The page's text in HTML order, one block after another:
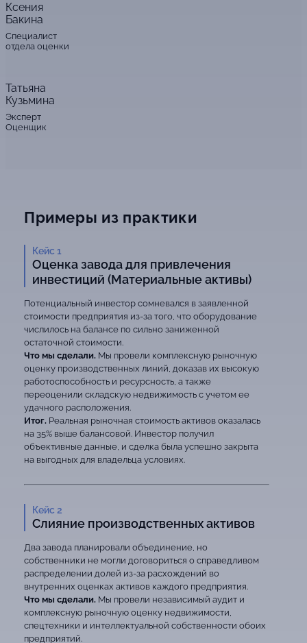
Ксения
Бакина
Специалист
отдела оценки
Татьяна
Кузьмина
Эксперт
Оценщик
Примеры из практики
Кейс 1
Оценка завода для привлечения
инвестиций (Материальные активы)
Потенциальный инвестор сомневался в заявленной
стоимости предприятия из-за того, что оборудование
числилось на балансе по сильно заниженной
остаточной стоимости.
Что мы сделали.Мы провели комплексную рыночную
оценку производственных линий, доказав их высокую
работоспособность и ресурсность, а также
переоценили складскую недвижимость с учетом ее
удачного расположения.
Итог.Реальная рыночная стоимость активов оказалась
на 35% выше балансовой. Инвестор получил
объективные данные, и сделка была успешно закрыта
на выгодных для владельца условиях.
Кейс 2
Слияние производственных активов
Два завода планировали объединение, но
собственники не могли договориться о справедливом
распределении долей из-за расхождений во
внутренних оценках активов каждого предприятия.
Что мы сделали.Мы провели независимый аудит и
комплексную рыночную оценку недвижимости,
спецтехники и интеллектуальной собственности обоих
предприятий.